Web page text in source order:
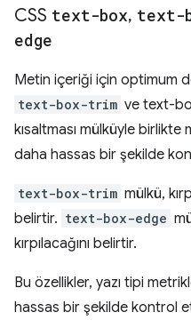
CSS text-box, text-
edge
Metin içeriği için optimum
text-box-trim ve text-
kısaltması mülküyle birlikte
daha hassas bir şekilde
text-box-trim mülkü,
belirtir. text-box-edge
kırpılacağını belirtir.
Bu özellikler, yazı tipi
hassas bir şekilde kontrol